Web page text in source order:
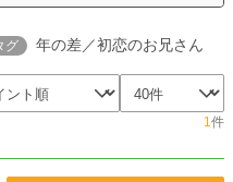
グ 年の差／初恋のお兄さん
1件